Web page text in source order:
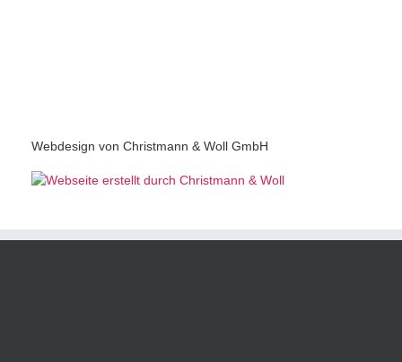
Webdesign von Christmann & Woll GmbH